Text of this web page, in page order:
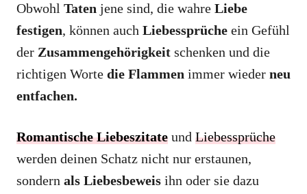
Obwohl Taten jene sind, die wahre Liebe
festigen, können auch Liebessprüche ein Gefühl
der Zusammengehörigkeit schenken und die
richtigen Worte die Flammen immer wieder neu
entfachen.
RomantischeLiebeszitate und Liebessprüche
werden deinen Schatz nicht nur erstaunen,
sondern als Liebesbeweis ihn oder sie dazu